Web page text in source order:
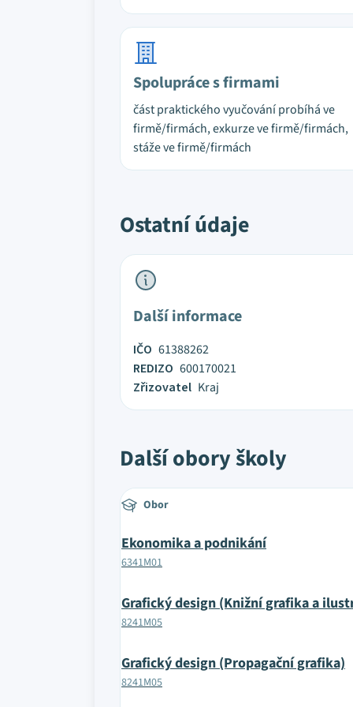
Spolupráce s firmami
část praktického vyučování probíhá ve
firmě/firmách, exkurze ve firmě/firmách,
stáže ve firmě/firmách
Ostatní údaje
Další informace
IČO 61388262
REDIZO 600170021
Zřizovatel Kraj
Další obory školy
Obor
Ekonomika a podnikání
6341M01
Grafický design (Knižní grafika a
8241M05
Grafický design (Propagační grafika)
8241M05